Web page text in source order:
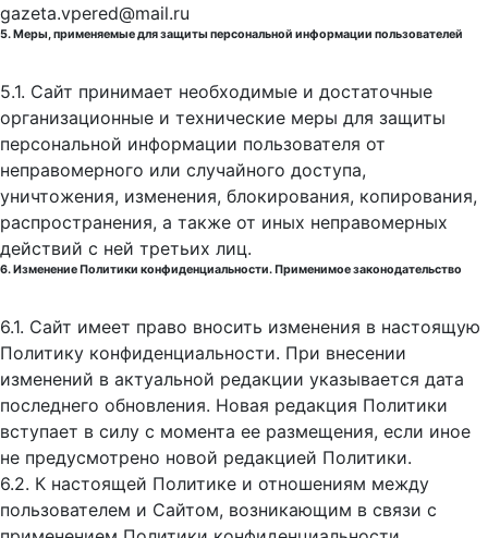
gazeta.vpered@mail.ru
5. Меры, применяемые для защиты персональной информации пользователей
5.1. Сайт принимает необходимые и достаточные
организационные и технические меры для защиты
персональной информации пользователя от
неправомерного или случайного доступа,
уничтожения, изменения, блокирования, копирования,
распространения, а также от иных неправомерных
действий с ней третьих лиц.
6. Изменение Политики конфиденциальности. Применимое законодательство
6.1. Сайт имеет право вносить изменения в настоящую
Политику конфиденциальности. При внесении
изменений в актуальной редакции указывается дата
последнего обновления. Новая редакция Политики
вступает в силу с момента ее размещения, если иное
не предусмотрено новой редакцией Политики.
6.2. К настоящей Политике и отношениям между
пользователем и Сайтом, возникающим в связи с